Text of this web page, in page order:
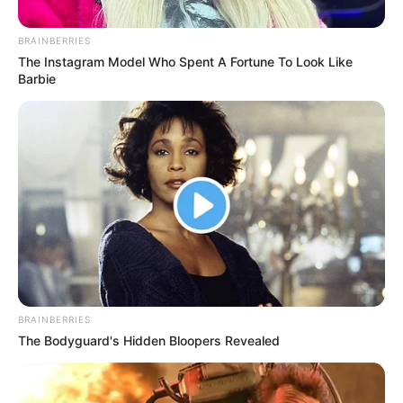
BRAINBERRIES
The Instagram Model Who Spent A Fortune To Look Like
Barbie
BRAINBERRIES
The Bodyguard's Hidden Bloopers Revealed